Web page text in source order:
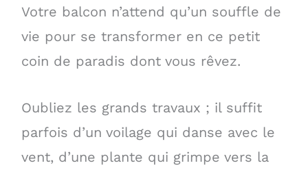
Votre balcon n’attend qu’un souffle de
vie pour se transformer en ce petit
coin de paradis dont vous rêvez.
Oubliez les grands travaux ; il suffit
parfois d’un voilage qui danse avec le
vent, d’une plante qui grimpe vers la